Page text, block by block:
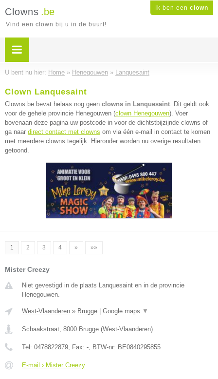
Ik ben een clown
Clowns .be
Vind een clown bij u in de buurt!
U bent nu hier: Home » Henegouwen » Lanquesaint
Clown Lanquesaint
Clowns.be bevat helaas nog geen clowns in Lanquesaint. Dit geldt ook
voor de gehele provincie Henegouwen (clown Henegouwen). Voer
bovenaan deze pagina uw postcode in voor de dichtstbijzijnde clowns of
ga naar direct contact met clowns om via één e-mail in contact te komen
met meerdere clowns tegelijk. Hieronder worden nu overige resultaten
getoond.
1 2 3 4 » »»
Mister Creezy
Niet gevestigd in de plaats Lanquesaint en in de provincie
Henegouwen.
West-Vlaanderen » Brugge Google maps ▼
Schaakstraat, 8000 Brugge (West-Vlaanderen)
Tel: 0478822879, Fax: -, BTW-nr: BE0840295855
E-mail › Mister Creezy